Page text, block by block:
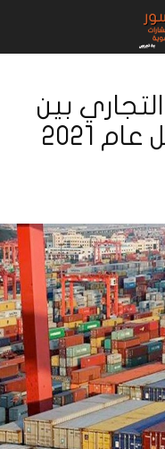
التجاري بين
مصر ودول حوض النيل عام 2021